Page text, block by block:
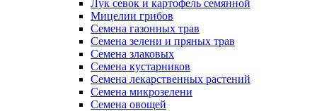
Лук севок и картофель семянной
Мицелии грибов
Семена газонных трав
Семена зелени и пряных трав
Семена злаковых
Семена кустарников
Семена лекарственных растений
Семена микрозелени
Семена овощей